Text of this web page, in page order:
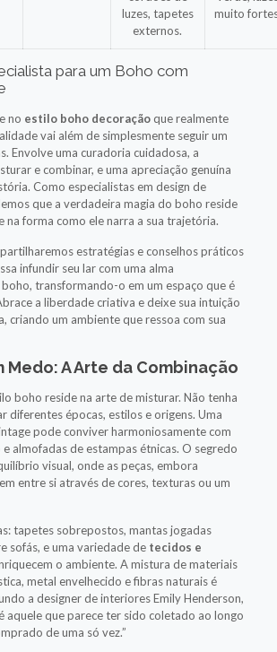
luzes, tapetes
externos.
muito
para um Boho com
no estilo boho decoraçãoque realmente
vai além de simplesmente seguir um
Envolve uma curadoria cuidadosa, a
e combinar, e uma apreciação genuína
Como especialistas em design de
que a verdadeira magia do boho reside
na forma como ele narra a sua trajetória.
estratégias e conselhos práticos
infundir seu lar com uma alma
transformando-o em um espaço que é
a liberdade criativa e deixe sua intuição
criando um ambiente que ressoa com sua
Medo: A Arte da Combinação
boho reside na arte de misturar. Não tenha
diferentes épocas, estilos e origens. Uma
pode conviver harmoniosamente com
almofadas de estampas étnicas. O segredo
visual, onde as peças, embora
entre si através de cores, texturas ou um
tapetes sobrepostos, mantas jogadas
sofás, e uma variedade de tecidos e
o ambiente. A mistura de materiais
metal envelhecido e fibras naturais é
a designer de interiores Emily Henderson,
aquele que parece ter sido coletado ao longo
de uma só vez.”